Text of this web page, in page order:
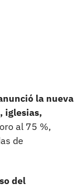
la nueva
iglesias,
al 75 %,
de
del